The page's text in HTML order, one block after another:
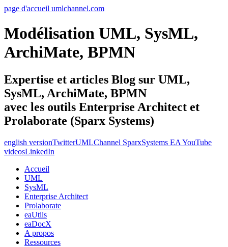
page d'accueil umlchannel.com
Modélisation UML, SysML,
ArchiMate, BPMN
Expertise et articles Blog sur UML,
SysML, ArchiMate, BPMN
avec les outils Enterprise Architect et
Prolaborate (Sparx Systems)
english versionTwitterUMLChannel SparxSystems EA YouTube
videosLinkedIn
Accueil
UML
SysML
Enterprise Architect
Prolaborate
eaUtils
eaDocX
A propos
Ressources